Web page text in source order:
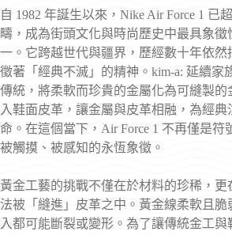
自 1982 年誕生以來，Nike Air Force 1 已
疇，成為街頭文化與時尚歷史中最具象徵
一。它跨越世代與疆界，歷經數十年依然
徵著「經典不滅」的精神。kim-a: 延續家
傳統，將柔軟而珍貴的金屬化為可縫製的
入鞋面皮革，讓金屬與皮革相融，為經典
命。在這個當下，Air Force 1 不再僅是符
被觸摸、被感知的永恆象徵。
黃金工藝的挑戰不僅在於材料的珍稀，更
法被「縫進」皮革之中。黃金線柔軟且脆
入都可能斷裂或變形。為了讓傳統金工與